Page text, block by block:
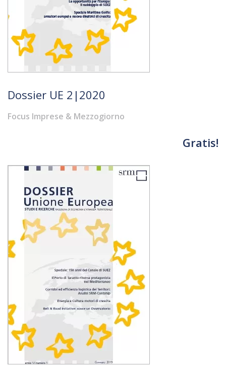
Dossier UE 2|2020
Focus Imprese & Mezzogiorno
Gratis!